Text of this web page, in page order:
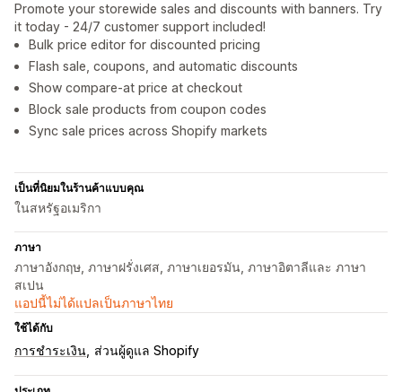
Promote your storewide sales and discounts with banners. Try
it today - 24/7 customer support included!
Bulk price editor for discounted pricing
Flash sale, coupons, and automatic discounts
Show compare-at price at checkout
Block sale products from coupon codes
Sync sale prices across Shopify markets
เป็นที่นิยมในร้านค้าแบบคุณ
ในสหรัฐอเมริกา
ภาษา
ภาษาอังกฤษ, ภาษาฝรั่งเศส, ภาษาเยอรมัน, ภาษาอิตาลีและ ภาษา
สเปน
แอปนี้ไม่ได้แปลเป็นภาษาไทย
ใช้ได้กับ
การชำระเงิน ส่วนผู้ดูแล Shopify